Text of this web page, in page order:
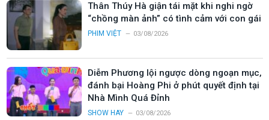
Thân Thúy Hà giận tái mặt khi nghi ngờ
“chồng màn ảnh” có tình cảm với con gái
PHIM VIỆT 03/08/2026
Diễm Phương lội ngược dòng ngoạn mục,
đánh bại Hoàng Phi ở phút quyết định tại
Nhà Mình Quá Đỉnh
SHOW HAY 03/08/2026